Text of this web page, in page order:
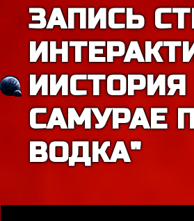
ЗАПИСЬ
САМУРАЕ
ВОДКА"